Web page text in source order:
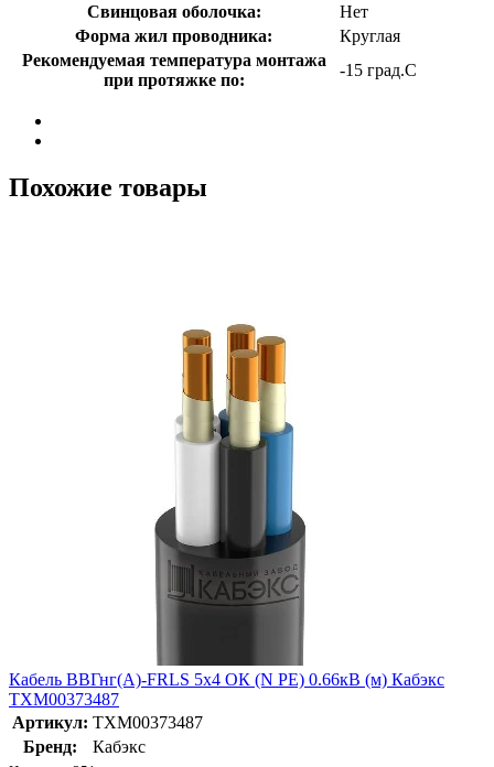
Свинцовая оболочка:
Нет
Форма жил проводника:
Круглая
Рекомендуемая температура монтажа
при протяжке по:
-15 град.C
Похожие товары
Кабель ВВГнг(А)-FRLS 5х4 ОК (N PE) 0.66кВ (м) Кабэкс
ТХМ00373487
Артикул: ТХМ00373487
Бренд:
Кабэкс